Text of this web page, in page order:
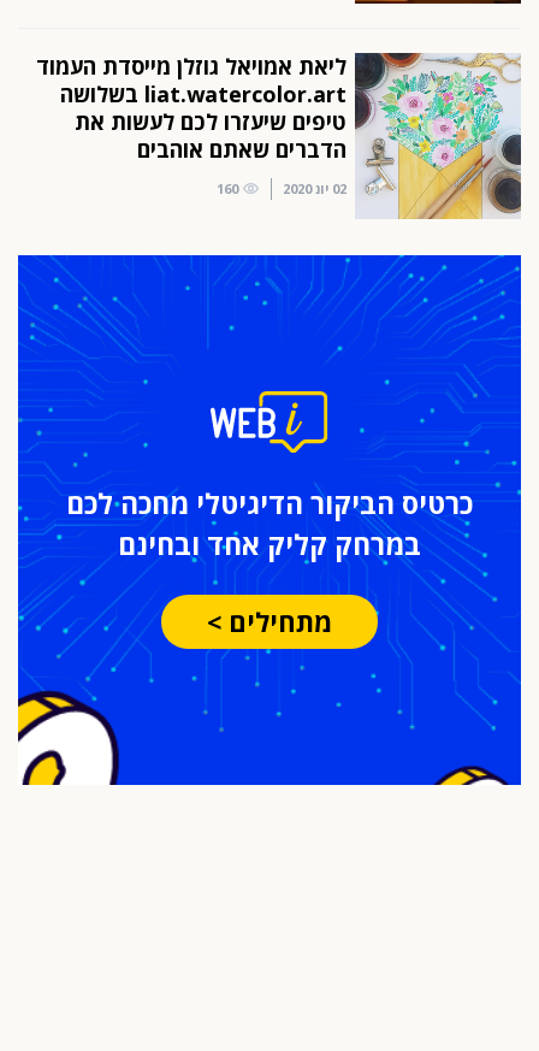
ליאת אמויאל גוזלן מייסדת העמוד
liat.watercolor.art בשלושה
טיפים שיעזרו לכם לעשות את
הדברים שאתם אוהבים
02 יונ 2020 160
כרטיס הביקור הדיגיטלי מחכה לכם
במרחק קליק אחד ובחינם
מתחילים >